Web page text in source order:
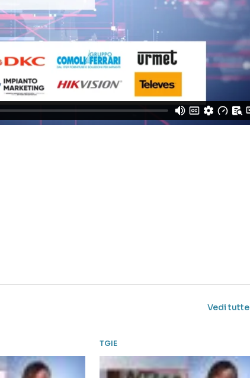
Vedi tutte
TGIE